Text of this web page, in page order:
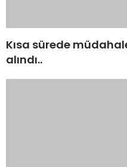
Kısa sürede
alındı..